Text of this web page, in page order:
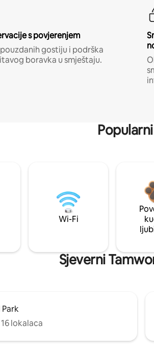
s povjerenjem
gostiju i podrška
boravka u smještaju.
Wi-Fi
Sjeverni
lokalaca